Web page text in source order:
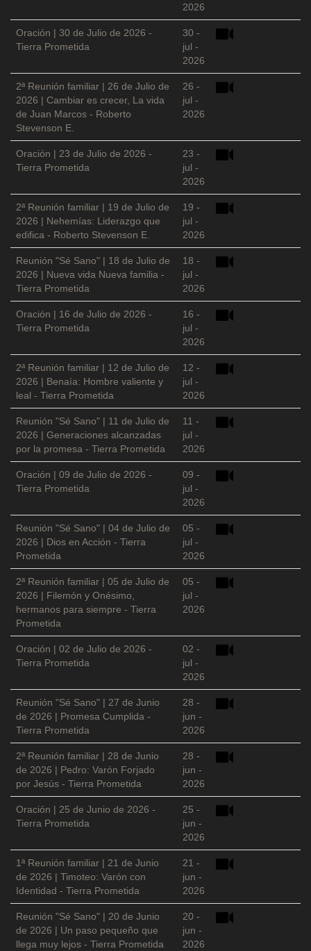
2026
Oración | 30 de Julio de 2026 -
Tierra Prometida
30 -
jul -
2026
2ª Reunión familiar | 26 de Julio de
2026 | Cambiar es crecer, La vida
de Juan Marcos - Roberto
Stevenson E.
26 -
jul -
2026
Oración | 23 de Julio de 2026 -
Tierra Prometida
23 -
jul -
2026
2ª Reunión familiar | 19 de Julio de
2026 | Nehemías: Liderazgo que
edifica - Roberto Stevenson E.
19 -
jul -
2026
Reunión "Sé Sano" | 18 de Julio de
2026 | Nueva vida Nueva familia -
Tierra Prometida
18 -
jul -
2026
Oración | 16 de Julio de 2026 -
Tierra Prometida
16 -
jul -
2026
2ª Reunión familiar | 12 de Julio de
2026 | Benaía: Hombre valiente y
leal - Tierra Prometida
12 -
jul -
2026
Reunión "Sé Sano" | 11 de Julio de
2026 | Generaciones alcanzadas
por la promesa - Tierra Prometida
11 -
jul -
2026
Oración | 09 de Julio de 2026 -
Tierra Prometida
09 -
jul -
2026
Reunión "Sé Sano" | 04 de Julio de
2026 | Dios en Acción - Tierra
Prometida
05 -
jul -
2026
2ª Reunión familiar | 05 de Julio de
2026 | Filemón y Onésimo,
hermanos para siempre - Tierra
Prometida
05 -
jul -
2026
Oración | 02 de Julio de 2026 -
Tierra Prometida
02 -
jul -
2026
Reunión "Sé Sano" | 27 de Junio
de 2026 | Promesa Cumplida -
Tierra Prometida
28 -
jun -
2026
2ª Reunión familiar | 28 de Junio
de 2026 | Pedro: Varón Forjado
por Jesús - Tierra Prometida
28 -
jun -
2026
Oración | 25 de Junio de 2026 -
Tierra Prometida
25 -
jun -
2026
1ª Reunión familiar | 21 de Junio
de 2026 | Timoteo: Varón con
Identidad - Tierra Prometida
21 -
jun -
2026
Reunión "Sé Sano" | 20 de Junio
de 2026 | Un paso pequeño que
llega muy lejos - Tierra Prometida
20 -
jun -
2026